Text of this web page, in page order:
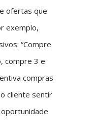
ofertas que
exemplo,
“Compre
compre 3 e
compras
cliente sentir